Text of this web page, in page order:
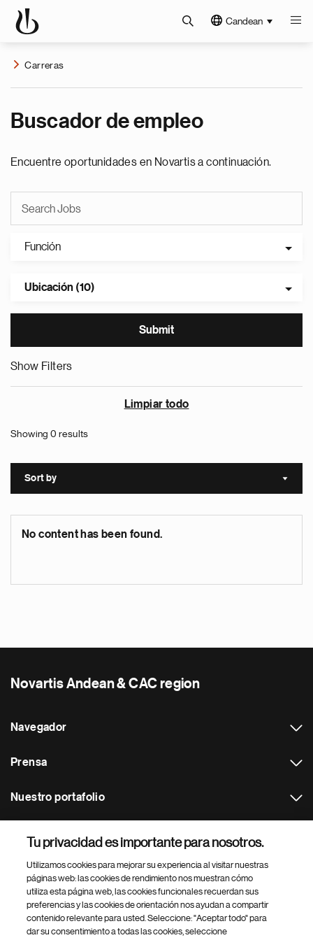
Candean
Carreras
Buscador de empleo
Encuentre oportunidades en Novartis a continuación.
Función
Ubicación (10)
Show Filters
Limpiar todo
Showing 0 results
Sort by Sort
No content has been found.
Novartis Andean & CAC region
Navegador
Prensa
Nuestro portafolio
Footer Site Search
Tu privacidad es importante para nosotros.
Utilizamos cookies para mejorar su experiencia al visitar nuestras
páginas web: las cookies de rendimiento nos muestran cómo
utiliza esta página web, las cookies funcionales recuerdan sus
preferencias y las cookies de orientación nos ayudan a compartir
contenido relevante para usted. Seleccione: "Aceptar todo" para
dar su consentimiento a todas las cookies, seleccione